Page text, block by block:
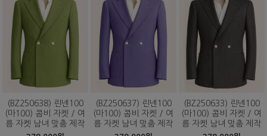
(BZ250638) 린넨100
(마100) 콤비 자켓 / 여
름 자켓 남녀 맞춤 제작
(BZ250637) 린넨100
(마100) 콤비 자켓 / 여
름 자켓 남녀 맞춤 제작
(BZ250633) 린넨100
(마100) 콤비 자켓 / 여
름 자켓 남녀 맞춤 제작